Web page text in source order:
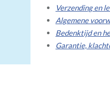
Verzending en
Algemene
Bedenktijd en
Garantie,